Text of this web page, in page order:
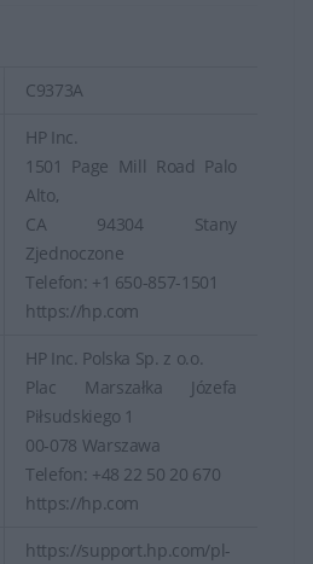
C9373A
HP Inc.
1501 Page Mill Road Palo
Alto,
CA 94304 Stany
Zjednoczone
Telefon: +1 650-857-1501
https://hp.com
HP Inc. Polska Sp. z o.o.
Plac Marszałka Józefa
Piłsudskiego 1
00-078 Warszawa
Telefon: +48 22 50 20 670
https://hp.com
https://support.hp.com/pl-